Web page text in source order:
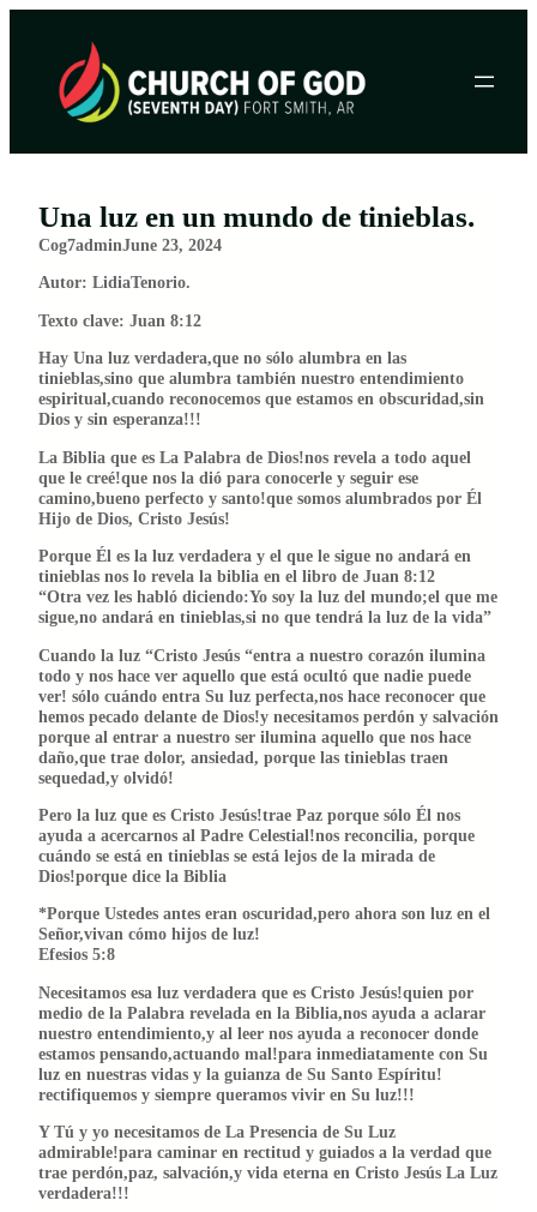
Una luz en un mundo de tinieblas.
Cog7adminJune 23, 2024
Autor: LidiaTenorio.
Texto clave: Juan 8:12
Hay Una luz verdadera,que no sólo alumbra en las
tinieblas,sino que alumbra también nuestro entendimiento
espiritual,cuando reconocemos que estamos en obscuridad,sin
Dios y sin esperanza!!!
La Biblia que es La Palabra de Dios!nos revela a todo aquel
que le creé!que nos la dió para conocerle y seguir ese
camino,bueno perfecto y santo!que somos alumbrados por Él
Hijo de Dios, Cristo Jesús!
Porque Él es la luz verdadera y el que le sigue no andará en
tinieblas nos lo revela la biblia en el libro de Juan 8:12
“Otra vez les habló diciendo:Yo soy la luz del mundo;el que me
sigue,no andará en tinieblas,si no que tendrá la luz de la vida”
Cuando la luz “Cristo Jesús “entra a nuestro corazón ilumina
todo y nos hace ver aquello que está ocultó que nadie puede
ver! sólo cuándo entra Su luz perfecta,nos hace reconocer que
hemos pecado delante de Dios!y necesitamos perdón y salvación
porque al entrar a nuestro ser ilumina aquello que nos hace
daño,que trae dolor, ansiedad, porque las tinieblas traen
sequedad,y olvidó!
Pero la luz que es Cristo Jesús!trae Paz porque sólo Él nos
ayuda a acercarnos al Padre Celestial!nos reconcilia, porque
cuándo se está en tinieblas se está lejos de la mirada de
Dios!porque dice la Biblia
*Porque Ustedes antes eran oscuridad,pero ahora son luz en el
Señor,vivan cómo hijos de luz!
Efesios 5:8
Necesitamos esa luz verdadera que es Cristo Jesús!quien por
medio de la Palabra revelada en la Biblia,nos ayuda a aclarar
nuestro entendimiento,y al leer nos ayuda a reconocer donde
estamos pensando,actuando mal!para inmediatamente con Su
luz en nuestras vidas y la guianza de Su Santo Espíritu!
rectifiquemos y siempre queramos vivir en Su luz!!!
Y Tú y yo necesitamos de La Presencia de Su Luz
admirable!para caminar en rectitud y guiados a la verdad que
trae perdón,paz, salvación,y vida eterna en Cristo Jesús La Luz
verdadera!!!